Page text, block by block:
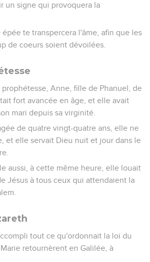
un signe qui provoquera la
te transpercera l'âme, afin que les
de coeurs soient dévoilées.
prophétesse, Anne, fille de Phanuel, de
fort avancée en âge, et elle avait
mari depuis sa virginité.
de quatre vingt-quatre ans, elle ne
et elle servait Dieu nuit et jour dans le
aussi, à cette même heure, elle louait
Jésus à tous ceux qui attendaient la
tout ce qu'ordonnait la loi du
retournèrent en Galilée, à